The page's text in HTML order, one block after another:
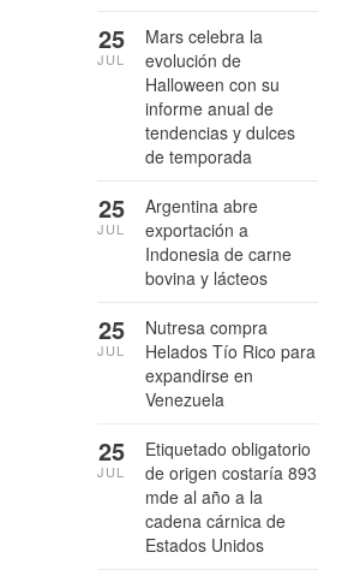
Mars celebra la
evolución de
Halloween con su
informe anual de
tendencias y dulces
de temporada
25
JUL
Argentina abre
exportación a
Indonesia de carne
bovina y lácteos
25
JUL
Nutresa compra
Helados Tío Rico para
expandirse en
Venezuela
25
JUL
Etiquetado obligatorio
de origen costaría 893
mde al año a la
cadena cárnica de
Estados Unidos
25
JUL